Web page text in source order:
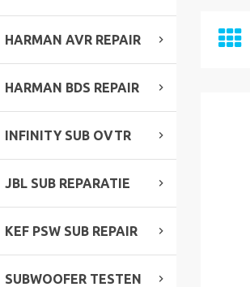
HARMAN AVR REPAIR
HARMAN BDS REPAIR
INFINITY SUB OVTR
JBL SUB REPARATIE
KEF PSW SUB REPAIR
SUBWOOFER TESTEN